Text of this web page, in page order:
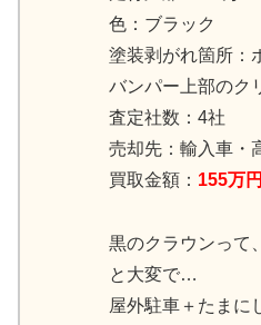
色：ブラック
塗装剥がれ箇所：
バンパー上部のク
査定社数：4社
売却先：輸入車・
買取金額： 155万円
黒のクラウンって
と大変で…
屋外駐車＋たまに